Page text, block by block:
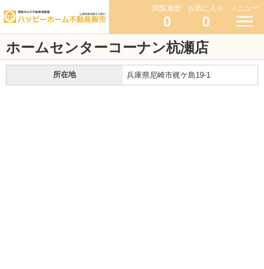
閲覧履歴
0
お気に入り
0
メニュー
ホームセンターコーナン杭瀬店
所在地 兵庫県尼崎市梶ケ島19-1